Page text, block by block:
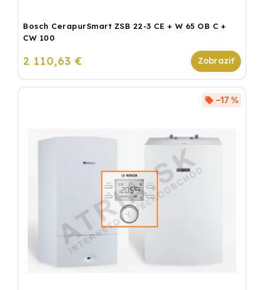
Bosch CerapurSmart ZSB 22-3 CE + W 65 OB C +
CW 100
2 110,63 €
–17 %